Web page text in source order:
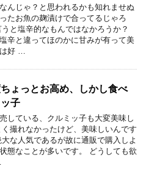
んじゃ？と思われるかも知れませぬ
たお魚の麹漬けで合ってるじゃろ
と塩辛的なもんではなかろうか？
辛と違ってほのかに甘みが有って美
好 …
ょっとお高め、しかし食べ
子
している、クルミッ子も大変美味し
撮れなかったけど、美味しいんです
な人気であるが故に通販で購入しよ
態なことが多いです。 どうしても欲